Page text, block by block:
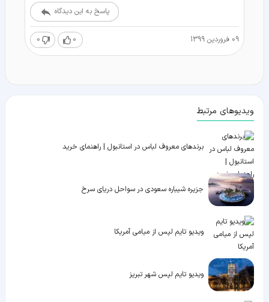
پاسخ به این دیدگاه
09 فروردین 1399 0
0
ویدیوهای مرتبط
برندهای معروف لباس در استانبول | راهنمای خرید
جزیره شیباره سعودی در سواحل دریای سرخ
ویدیو تایم لپس از میامی آمریکا
ویدیو تایم لپس شهر تبریز